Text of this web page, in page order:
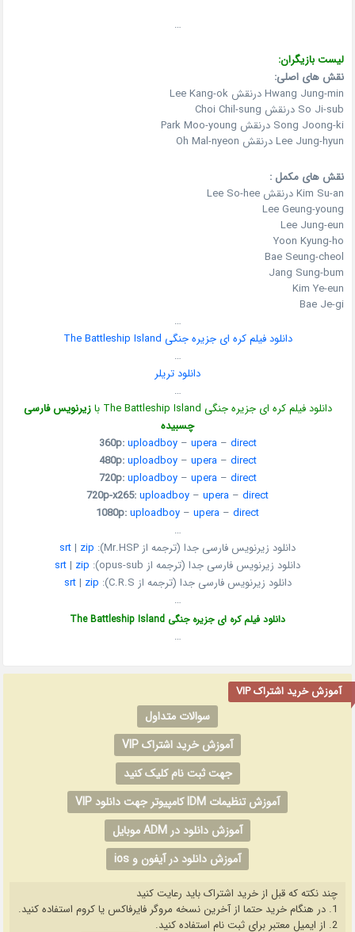
…
لیست بازیگران:
نقش های اصلی:
Hwang Jung-min درنقش Lee Kang-ok
So Ji-sub درنقش Choi Chil-sung
Song Joong-ki درنقش Park Moo-young
Lee Jung-hyun درنقش Oh Mal-nyeon
نقش های مکمل :
Kim Su-an درنقش Lee So-hee
Lee Geung-young
Lee Jung-eun
Yoon Kyung-ho
Bae Seung-cheol
Jang Sung-bum
Kim Ye-eun
Bae Je-gi
…
دانلود فیلم کره ای جزیره جنگی The Battleship Island
…
دانلود تریلر
…
دانلود فیلم کره ای جزیره جنگی The Battleship Island با
زیرنویس فارسی
چسبیده
360p: uploadboy– upera– direct
480p: uploadboy– upera– direct
720p: uploadboy– upera– direct
720p-x265:uploadboy – upera – direct
1080p:uploadboy – upera – direct
…
دانلود زیرنویس فارسی جدا (ترجمه از Mr.HSP):
srt| zip
دانلود زیرنویس فارسی جدا (ترجمه از opus-sub):
srt| zip
دانلود زیرنویس فارسی جدا (ترجمه از C.R.S):
srt| zip
…
دانلود فیلم کره ای جزیره جنگی The Battleship Island
…
آموزش خرید اشتراک VIP
سوالات متداول
آموزش خرید اشتراک VIP
جهت ثبت نام کلیک کنید
آموزش تنظیمات IDM کامپیوتر جهت دانلود VIP
آموزش دانلود در ADM موبایل
آموزش دانلود در آیفون و ios
چند نکته که قبل از خرید اشتراک باید رعایت کنید
1. در هنگام خرید حتما از آخرین نسخه مروگر فایرفاکس یا کروم استفاده کنید.
2. از ایمیل معتبر برای ثبت نام استفاده کنید.